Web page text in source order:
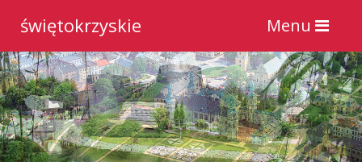
Toggle
navigation
Menu
świętokrzyskie